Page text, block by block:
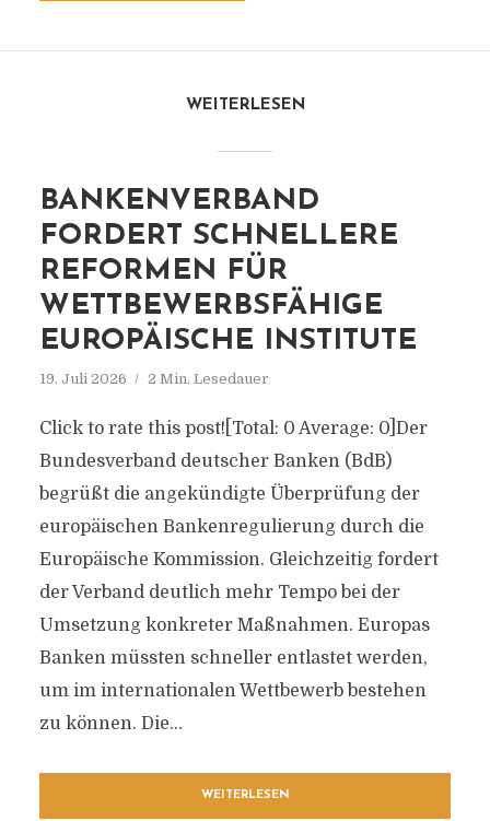
WEITERLESEN
BANKENVERBAND
FORDERT SCHNELLERE
REFORMEN FÜR
WETTBEWERBSFÄHIGE
EUROPÄISCHE INSTITUTE
19. Juli 2026 2 Min. Lesedauer
Click to rate this post![Total: 0 Average: 0]Der
Bundesverband deutscher Banken (BdB)
begrüßt die angekündigte Überprüfung der
europäischen Bankenregulierung durch die
Europäische Kommission. Gleichzeitig fordert
der Verband deutlich mehr Tempo bei der
Umsetzung konkreter Maßnahmen. Europas
Banken müssten schneller entlastet werden,
um im internationalen Wettbewerb bestehen
zu können. Die...
WEITERLESEN